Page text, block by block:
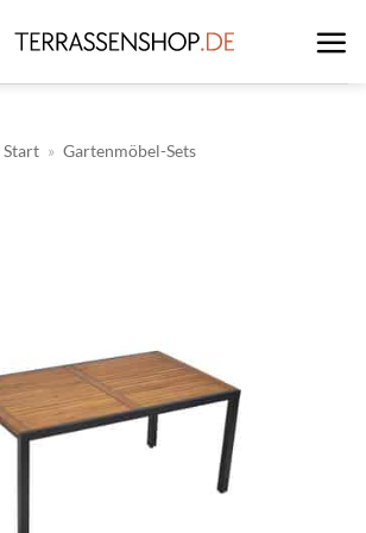
Start » Gartenmöbel-Sets